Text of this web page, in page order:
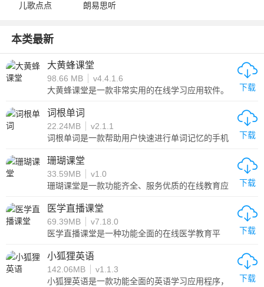
儿歌点点 朗易思听
本类最新
大黄蜂课堂
98.66 MB
v4.4.1.6
大黄蜂课堂是一款非常实用的在线学习应用软件。
机构、企业和个人，它都能够实现在线视频教学功
能，其中包括直播、录制、上课、考试、题库等一
系列功能。通过这款应用程序，用户可以随时进行
直播和移动学习。如果您想了解更多关于大黄蜂课
下载
词根单词
22.24MB
v2.1.1
词根单词是一款帮助用户快速进行单词记忆的手机
级好用，它为用户们带来了超多的快速记忆单词方
法，感兴趣的小伙伴快来下载吧！！！
下载
珊瑚课堂
33.59MB
v1.0
珊瑚课堂是一款功能齐全、服务优质的在线教育应
个性化教学、互动学习和安全保障等服务，为学生
和家长提供高质量、安全可靠的在线教育服务。
下载
医学直播课堂
69.39MB
v7.18.0
医学直播课堂是一种功能全面的在线医学教育平
学生和医生不同的学习需求。同时，医学直播课堂
还支持知识库、录播回放、证书认证等功能，为用
户提供便捷、高效的医学教育服务。
下载
小狐狸英语
142.06MB
v1.1.3
小狐狸英语是一款功能全面的英语学习应用程序，
下载